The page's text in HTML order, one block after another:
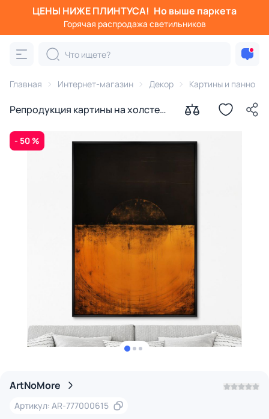
ЦЕНЫ НИЖЕ ПЛИНТУСА! Но выше паркета
Горячая распродажа светильников
Главная Интернет-магазин Декор Картины и панно
Репродукция картины на холсте
- 50 %
ArtNoMore
Артикул: AR-777000615